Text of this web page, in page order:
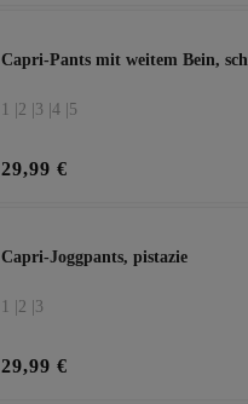
Capri-Pants mit weitem Bein,
1 | 2 | 3 |4 | 5
29,99 €
Capri-Joggpants, pistazie
1 | 2 | 3
29,99 €